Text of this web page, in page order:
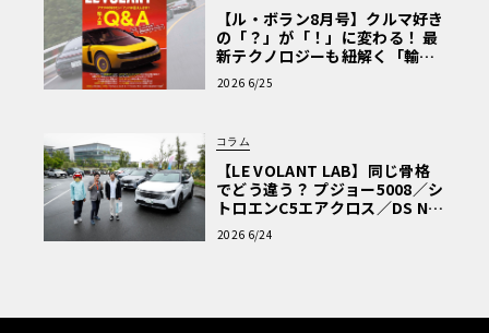
【ル・ボラン8月号】クルマ好き
の「？」が「！」に変わる！ 最
新テクノロジーも紐解く「輸入
車Q&A」
2026 6/25
コラム
【LE VOLANT LAB】同じ骨格
でどう違う？ プジョー5008／シ
トロエンC5エアクロス／DS Nº4
読者一気乗りレポート
2026 6/24